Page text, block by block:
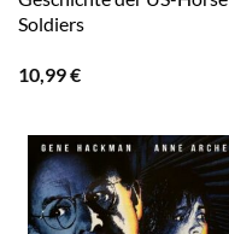
Soldiers
10,99€